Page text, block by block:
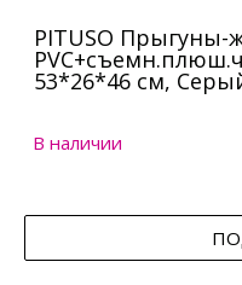
PITUSO Прыгуны-
53*26*46 см,
В наличии